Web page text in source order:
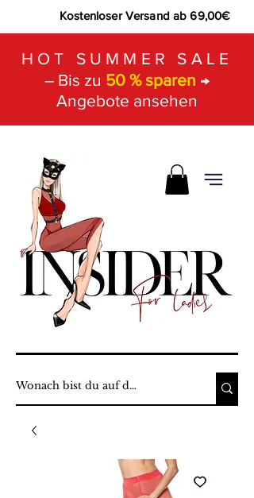
Kostenloser Versand ab 69,00€
HOT SUMMER SALE
– Bis zu 50 % sparen →
Angebote ansehen